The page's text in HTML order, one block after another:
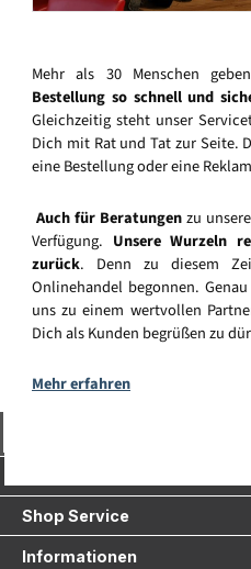
Mehr als 30 Menschen
Bestellung so schnell und
Gleichzeitig steht unser
Dich mit Rat und Tat zur Seite.
eine Bestellung oder eine
Auch für Beratungenzu
Verfügung. Unsere Wurzeln
zurück. Denn zu diesem
Onlinehandel begonnen.
uns zu einem wertvollen
Dich als Kunden begrüßen zu
Mehr erfahren
Shop Service
Informationen